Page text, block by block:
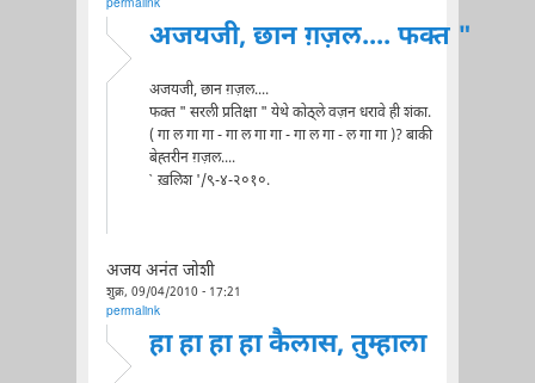
permalink
अजयजी, छान ग़ज़ल.... फक्त "
अजयजी, छान ग़ज़ल....
फक्त " सरली प्रतिक्षा " येथे कोठ्ले वज़न धरावे ही शंका.
( गा ल गा गा - गा ल गा गा - गा ल गा - ल गा गा )? बाकी
बेह्तरीन ग़ज़ल....
` ख़लिश '/९-४-२०१०.
अजय अनंत जोशी
शुक्र, 09/04/2010 - 17:21
permalink
हा हा हा हा कैलास, तुम्हाला